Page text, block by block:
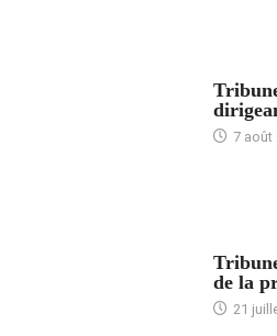
7 août
de la
21